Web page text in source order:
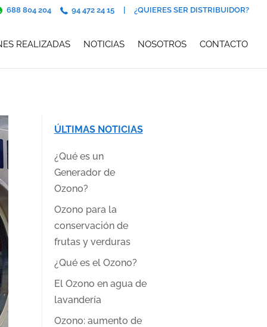
688 804 204 94 472 24 15 ¿QUIERES SER DISTRIBUIDOR?
REALIZADAS NOTICIAS NOSOTROS CONTACTO
ÚLTIMAS NOTICIAS
¿Qué es un
Generador de
Ozono?
Ozono para la
conservación de
frutas y verduras
¿Qué es el Ozono?
El Ozono en agua de
lavandería
Ozono: aumento de